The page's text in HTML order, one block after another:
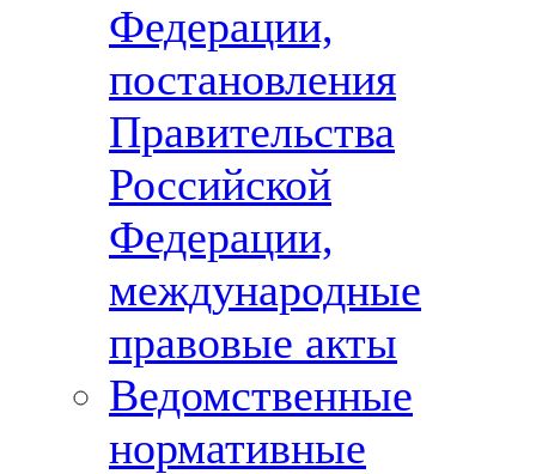
Федерации,
постановления
Правительства
Российской
Федерации,
международные
правовые акты
Ведомственные
нормативные